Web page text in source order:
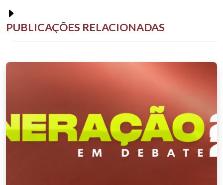
PUBLICAÇÕES RELACIONADAS